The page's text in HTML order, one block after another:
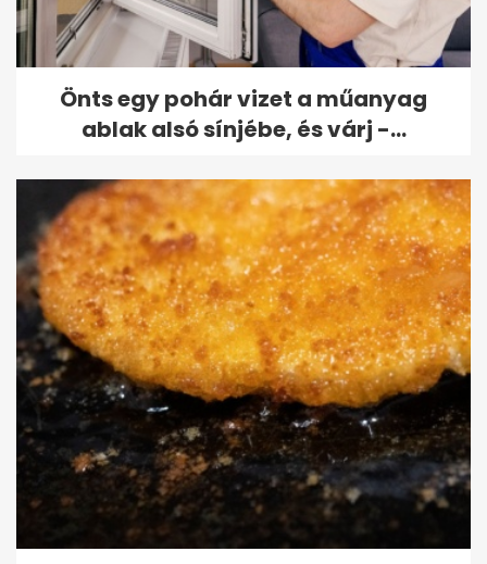
Önts egy pohár vizet a műanyag
ablak alsó sínjébe, és várj -...